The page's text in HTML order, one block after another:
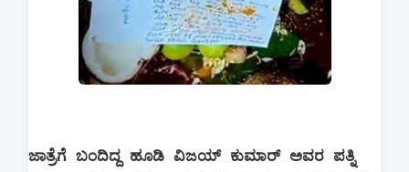
ಜಾತ್ರೆಗೆ ಬಂದಿದ್ದ ಹೂಡಿ ವಿಜಯ್ ಕುಮಾರ್ ಅವರ ಪತ್ನಿ